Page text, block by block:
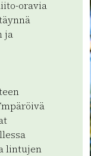
oravia
ja
lintujen